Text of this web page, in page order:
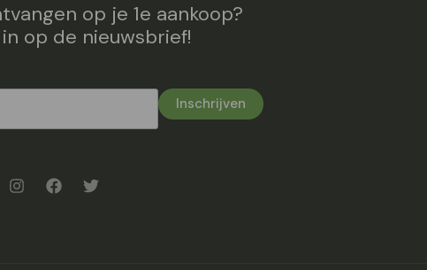
op je 1e aankoop?
op de nieuwsbrief!
Inschrijven